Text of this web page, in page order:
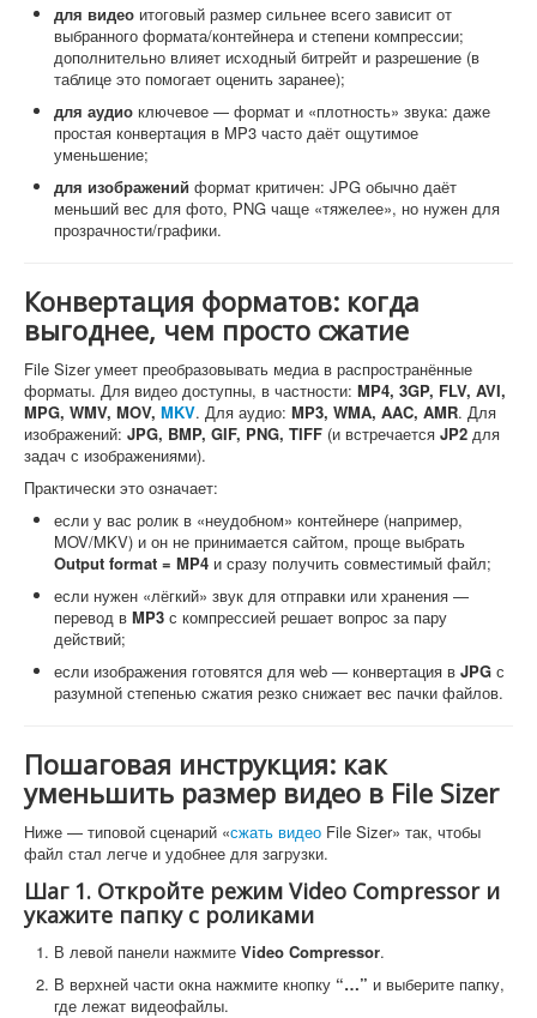
для видео итоговый размер сильнее всего зависит от
выбранного формата/контейнера и степени компрессии;
дополнительно влияет исходный битрейт и разрешение (в
таблице это помогает оценить заранее);
для аудио ключевое — формат и «плотность» звука: даже
простая конвертация в MP3 часто даёт ощутимое
уменьшение;
для изображений формат критичен: JPG обычно даёт
меньший вес для фото, PNG чаще «тяжелее», но нужен для
прозрачности/графики.
Конвертация форматов: когда
выгоднее, чем просто сжатие
File Sizer умеет преобразовывать медиа в распространённые
форматы. Для видео доступны, в частности: MP4, 3GP, FLV, AVI,
MPG, WMV, MOV, MKV. Для аудио: MP3, WMA, AAC, AMR. Для
изображений: JPG, BMP, GIF, PNG, TIFF (и встречается JP2 для
задач с изображениями).
Практически это означает:
если у вас ролик в «неудобном» контейнере (например,
MOV/MKV) и он не принимается сайтом, проще выбрать
Output format = MP4 и сразу получить совместимый файл;
если нужен «лёгкий» звук для отправки или хранения —
перевод в MP3 с компрессией решает вопрос за пару
действий;
если изображения готовятся для web — конвертация в JPG с
разумной степенью сжатия резко снижает вес пачки файлов.
Пошаговая инструкция: как
уменьшить размер видео в File Sizer
Ниже — типовой сценарий «сжать видео File Sizer» так, чтобы
файл стал легче и удобнее для загрузки.
Шаг 1. Откройте режим Video Compressor и
укажите папку с роликами
В левой панели нажмите Video Compressor.
В верхней части окна нажмите кнопку “…” и выберите папку,
где лежат видеофайлы.